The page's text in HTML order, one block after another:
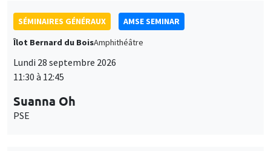
SÉMINAIRES GÉNÉRAUX
AMSE SEMINAR
Îlot Bernard du BoisAmphithéâtre
Lundi 28 septembre 2026
11:30 à 12:45
Suanna Oh
PSE